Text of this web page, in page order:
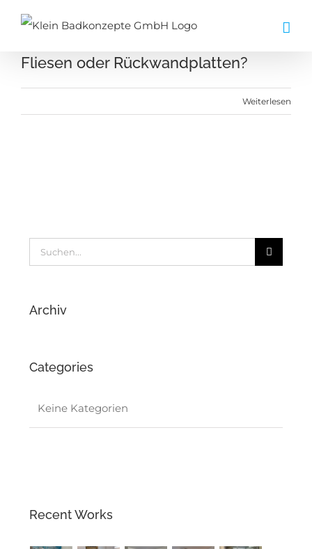
Zum
springenFliesen oder Rückwandplatten?
Weiterlesen
Suche
Archiv
Categories
Keine Kategorien
Recent Works